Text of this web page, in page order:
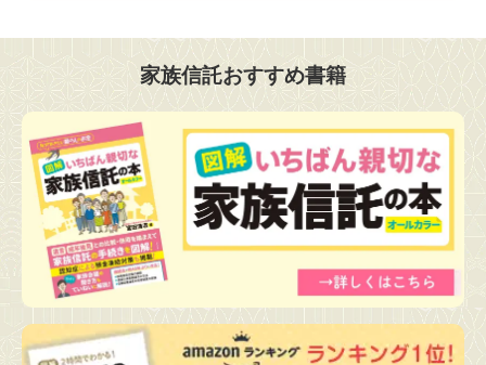
家族信託おすすめ書籍